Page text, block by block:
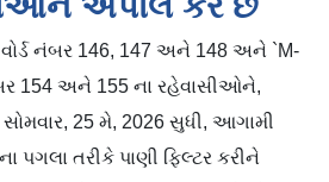
વોર્ડ નંબર 146, 147 અને 148 અને `M-
154 અને 155 ના રહેવાસીઓને,
સોમવાર, 25 મે, 2026 સુધી, આગામી
પગલા તરીકે પાણી ફિલ્ટર કરીને